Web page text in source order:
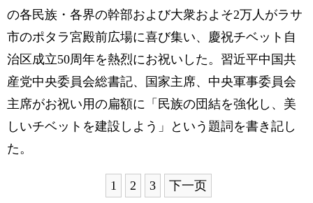
の各民族・各界の幹部および大衆およそ2万人がラサ
市のポタラ宮殿前広場に喜び集い、慶祝チベット自
治区成立50周年を熱烈にお祝いした。習近平中国共
産党中央委員会総書記、国家主席、中央軍事委員会
主席がお祝い用の扁額に「民族の団結を強化し、美
しいチベットを建設しよう」という題詞を書き記し
た。
1 2 3 下一页